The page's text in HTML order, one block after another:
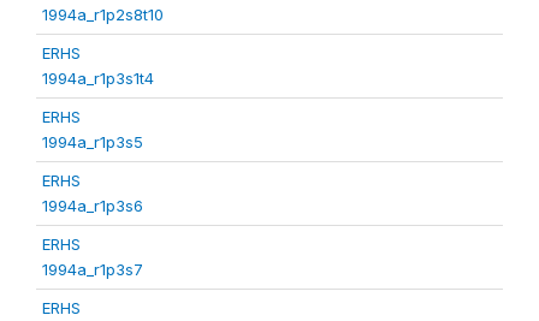
1994a_r1p2s8t10
ERHS
1994a_r1p3s1t4
ERHS
1994a_r1p3s5
ERHS
1994a_r1p3s6
ERHS
1994a_r1p3s7
ERHS